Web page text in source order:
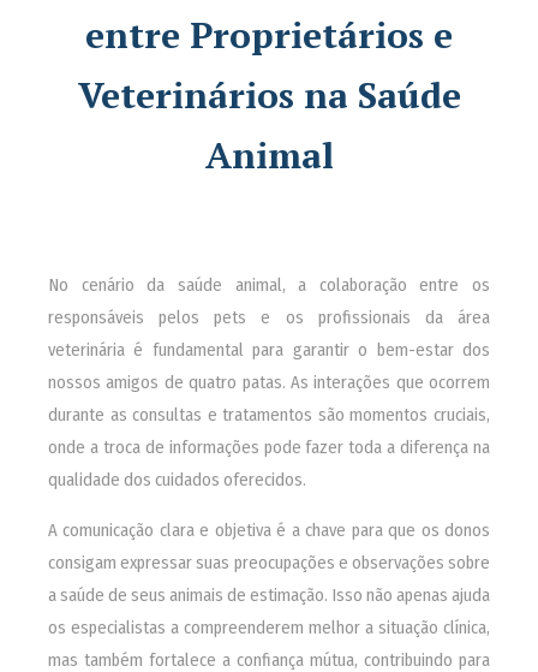
entre Proprietários e
Veterinários na Saúde
Animal
No cenário da saúde animal, a colaboração entre os
responsáveis pelos pets e os profissionais da área
veterinária é fundamental para garantir o bem-estar dos
nossos amigos de quatro patas. As interações que ocorrem
durante as consultas e tratamentos são momentos cruciais,
onde a troca de informações pode fazer toda a diferença na
qualidade dos cuidados oferecidos.
A comunicação clara e objetiva é a chave para que os donos
consigam expressar suas preocupações e observações sobre
a saúde de seus animais de estimação. Isso não apenas ajuda
os especialistas a compreenderem melhor a situação clínica,
mas também fortalece a confiança mútua, contribuindo para